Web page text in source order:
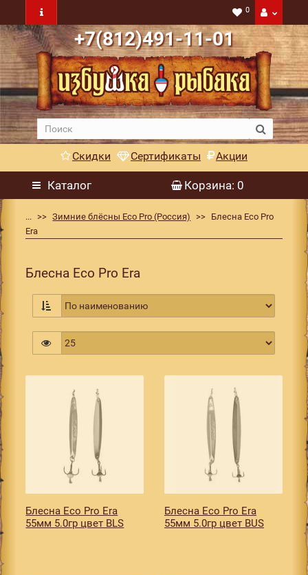
0
+7(812)491-11-01
Скидки Сертификаты Акции
Каталог Корзина: 0
... Зимние блёсны Eco Pro (Россия)
Блесна Eco Pro
Era
Блесна Eco Pro Era
Блесна Eco Pro Era
55мм 5.0гр цвет BLS
Блесна Eco Pro Era
55мм 5.0гр цвет BUS